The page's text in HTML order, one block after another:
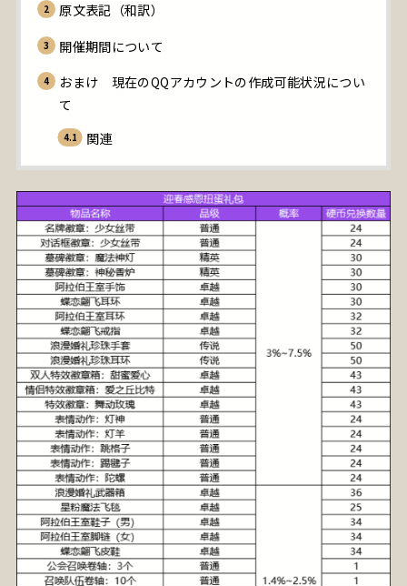
原文表記（和訳）
開催期間について
おまけ 現在のQQアカウントの作成可能状況につい
て
関連